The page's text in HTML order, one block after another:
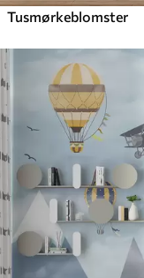
Tusmørkeblomster